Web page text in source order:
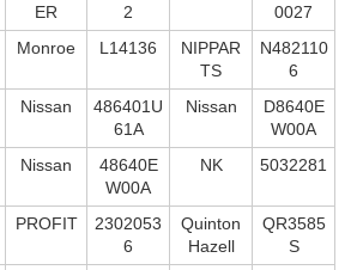
ER
2
0027
Monroe L14136
NIPPAR
TS
N482110
6
Nissan
486401U
61A
Nissan
D8640E
W00A
Nissan
48640E
W00A
NK 5032281
PROFIT
2302053
6
Quinton
Hazell
QR3585
S